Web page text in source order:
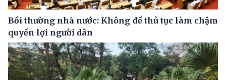
Bồi thường nhà nước: Không để thủ tục làm chậm
quyền lợi người dân